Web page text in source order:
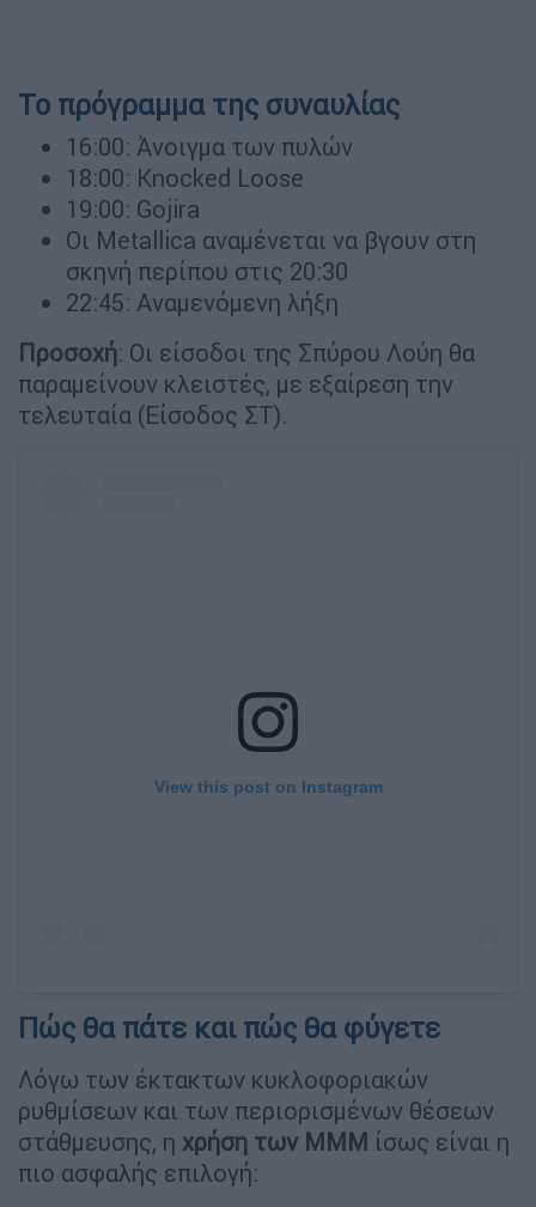
Το πρόγραμμα της συναυλίας
16:00: Άνοιγμα των πυλών
18:00: Knocked Loose
19:00: Gojira
Οι Metallica αναμένεται να βγουν στη
σκηνή περίπου στις 20:30
22:45: Αναμενόμενη λήξη
Προσοχή: Οι είσοδοι της Σπύρου Λούη θα
παραμείνουν κλειστές, με εξαίρεση την
τελευταία (Είσοδος ΣΤ).
View this post on Instagram
Πώς θα πάτε και πώς θα φύγετε
Λόγω των έκτακτων κυκλοφοριακών
ρυθμίσεων και των περιορισμένων θέσεων
στάθμευσης, η χρήση των ΜΜΜ ίσως είναι η
πιο ασφαλής επιλογή: